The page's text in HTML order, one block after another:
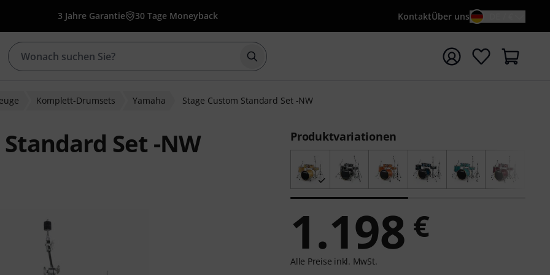
3 Jahre Garantie 30 Tage Moneyback KontaktÜber uns
Suche mit Suchwort {searchTerm} starten
Komplett-Drumsets Yamaha Stage Custom Standard Set -NW
Set -NW Produktvariationen
1.198 €
Alle Preise inkl. MwSt.